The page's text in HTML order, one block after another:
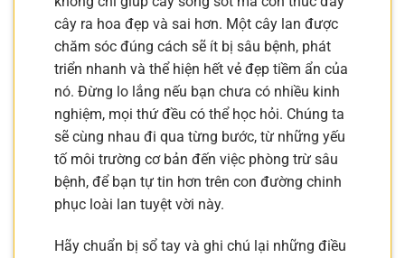
cây ra hoa đẹp và sai hơn. Một cây lan được
chăm sóc đúng cách sẽ ít bị sâu bệnh, phát
triển nhanh và thể hiện hết vẻ đẹp tiềm ẩn của
nó. Đừng lo lắng nếu bạn chưa có nhiều kinh
nghiệm, mọi thứ đều có thể học hỏi. Chúng ta
sẽ cùng nhau đi qua từng bước, từ những yếu
tố môi trường cơ bản đến việc phòng trừ sâu
bệnh, để bạn tự tin hơn trên con đường chinh
phục loài lan tuyệt vời này.
Hãy chuẩn bị sổ tay và ghi chú lại những điều